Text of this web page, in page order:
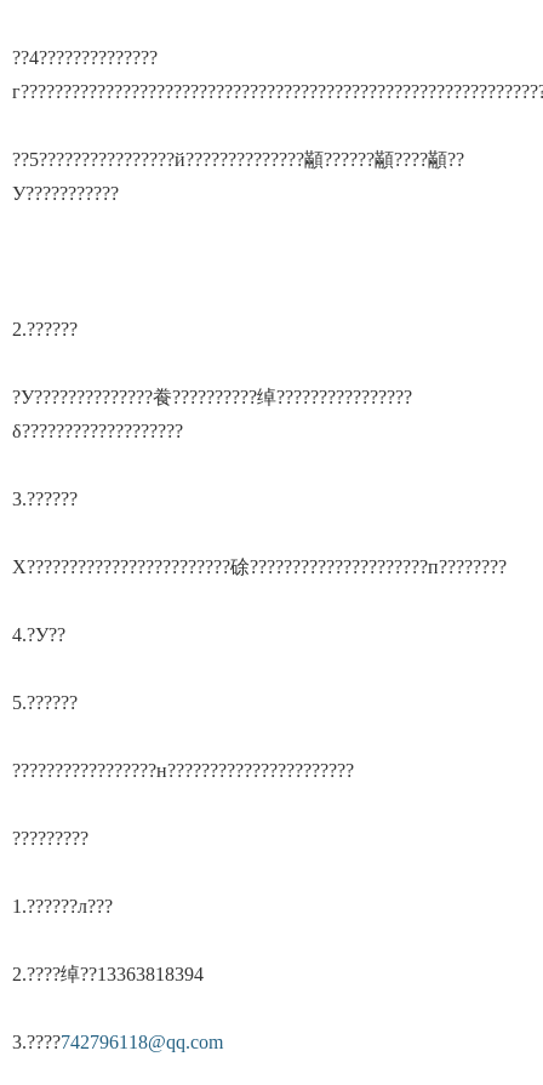
??4??????????????
??5????????????????й??????????????顢??????顢????顢??
У???????????
2.??????
?У??????????????飬??????????绰????????????????
δ???????????????????
3.??????
Χ????????????????????????硢?????????????????????п????????
4.?У??
5.??????
?????????????????н??????????????????????
?????????
1.??????л???
2.????绰??13363818394
3.????742796118@qq.com